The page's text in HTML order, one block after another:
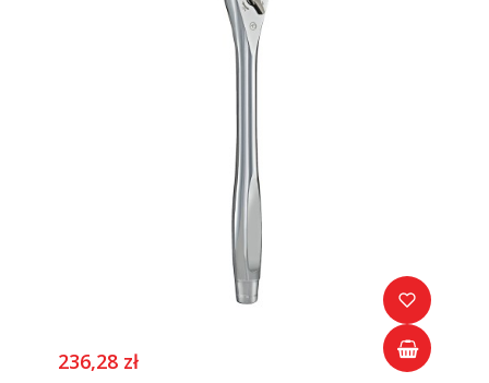
236,28 zł